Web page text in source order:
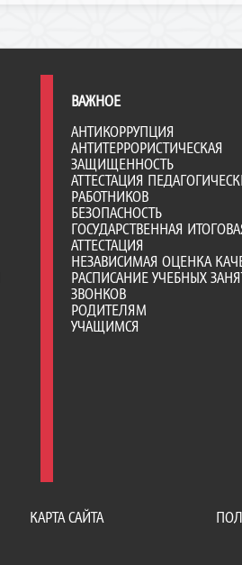
ВАЖНОЕ
АНТИКОРРУПЦИЯ
АНТИТЕРРОРИСТИЧЕСКАЯ
ЗАЩИЩЕННОСТЬ
АТТЕСТАЦИЯ
РАБОТНИКОВ
БЕЗОПАСНОСТЬ
ГОСУДАРСТВЕННАЯ
АТТЕСТАЦИЯ
НЕЗАВИСИМАЯ ОЦЕНКА
РАСПИСАНИЕ УЧЕБНЫХ
ЗВОНКОВ
РОДИТЕЛЯМ
УЧАЩИМСЯ
КАРТА САЙТА